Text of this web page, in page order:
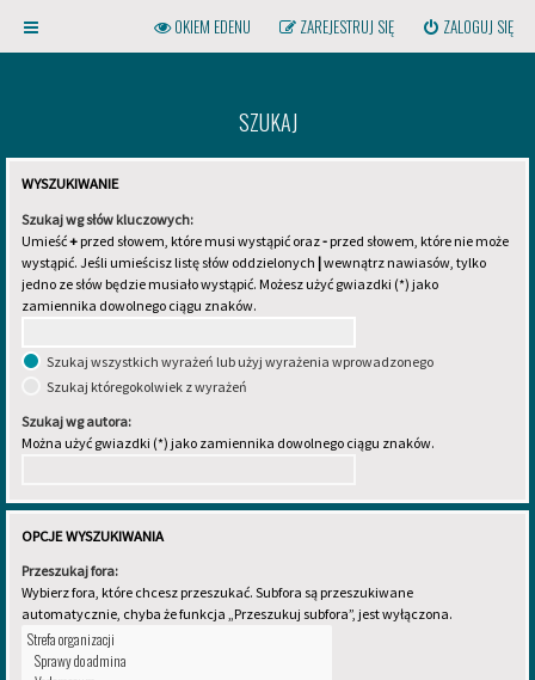
Kliknij na gwint powyższej
żarówki, aby otworzyć menu!
ZALOGUJ SIĘ
ZAREJESTRUJ SIĘ
OKIEM EDENU
SZUKAJ
WYSZUKIWANIE
Szukaj wg słów kluczowych:
Umieść+ przed słowem, które musi wystąpić oraz- przed słowem, które nie może
wystąpić. Jeśli umieścisz listę słów oddzielonych |wewnątrz nawiasów, tylko
jedno ze słów będzie musiało wystąpić. Możesz użyć gwiazdki (*) jako
zamiennika dowolnego ciągu znaków.
Szukaj wszystkich wyrażeń lub użyj wyrażenia wprowadzonego
Szukaj któregokolwiek z wyrażeń
Szukaj wg autora:
Można użyć gwiazdki (*) jako zamiennika dowolnego ciągu znaków.
OPCJE WYSZUKIWANIA
Przeszukaj fora:
Wybierz fora, które chcesz przeszukać. Subfora są przeszukiwane
automatycznie, chyba że funkcja „Przeszukuj subfora”, jest wyłączona.